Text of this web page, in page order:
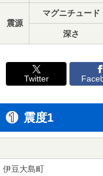
震源
マグニチュード
深さ
Twitter
震度1
伊豆大島町